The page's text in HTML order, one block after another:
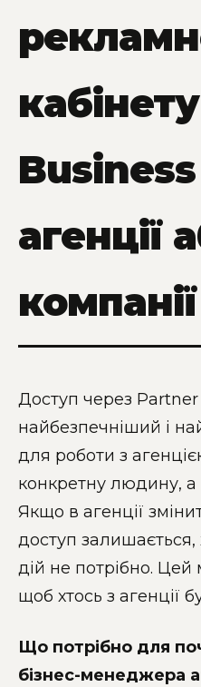
агенції
компанії
Доступ через
найбезпечніший і
для роботи з
конкретну людину, а
Якщо в агенції
доступ
дій не потрібно.
щоб хтось з агенції
Що потрібно для
бізнес-менеджера